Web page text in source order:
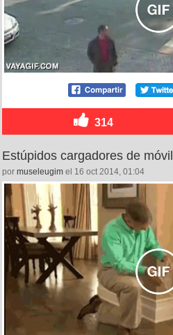
314
Estúpidos cargadores de
por museleugim el 16 oct 2014, 01:04